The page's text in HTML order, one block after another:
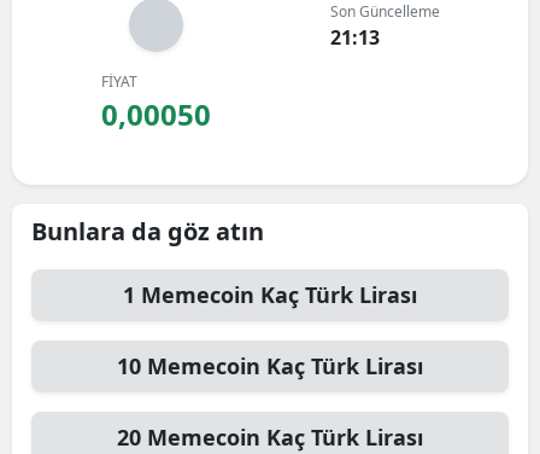
Son Güncelleme
21:13
FİYAT
0,00050
Bunlara da göz atın
1 Memecoin Kaç Türk Lirası
10 Memecoin Kaç Türk Lirası
20 Memecoin Kaç Türk Lirası